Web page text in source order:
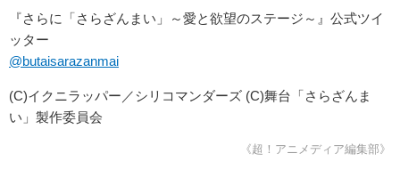
『さらに「さらざんまい」～愛と欲望のステージ～』公式ツイ
ッター
@butaisarazanmai
(C)イクニラッパー／シリコマンダーズ (C)舞台「さらざんま
い」製作委員会
《超！アニメディア編集部》